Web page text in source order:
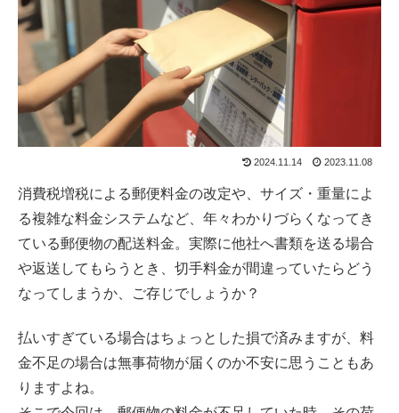
2024.11.14 2023.11.08
消費税増税による郵便料金の改定や、サイズ・重量によ
る複雑な料金システムなど、年々わかりづらくなってき
ている郵便物の配送料金。実際に他社へ書類を送る場合
や返送してもらうとき、切手料金が間違っていたらどう
なってしまうか、ご存じでしょうか？
払いすぎている場合はちょっとした損で済みますが、料
金不足の場合は無事荷物が届くのか不安に思うこともあ
りますよね。